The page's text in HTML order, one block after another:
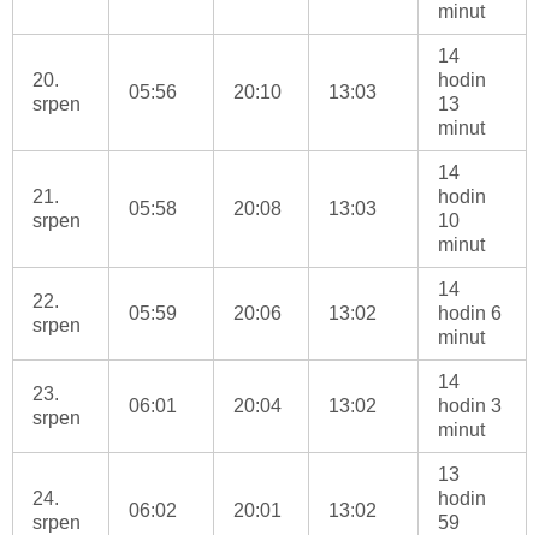
minut
20.
srpen
05:56 20:10 13:03
14
hodin
13
minut
21.
srpen
05:58 20:08 13:03
14
hodin
10
minut
22.
srpen
05:59 20:06 13:02
14
hodin 6
minut
23.
srpen
06:01 20:04 13:02
14
hodin 3
minut
24.
srpen
06:02 20:01 13:02
13
hodin
59